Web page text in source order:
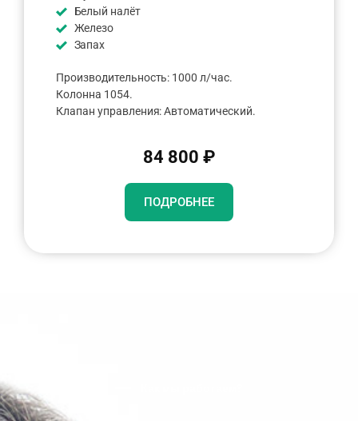
Белый налёт
Железо
Запах
Производительность: 1000 л/час.
Колонна 1054.
Клапан управления: Автоматический.
84 800 ₽
ПОДРОБНЕЕ